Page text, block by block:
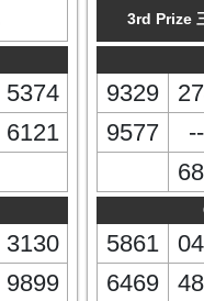
5374
6121
3130
9899
3rd Prize
9329
9577
5861
6469